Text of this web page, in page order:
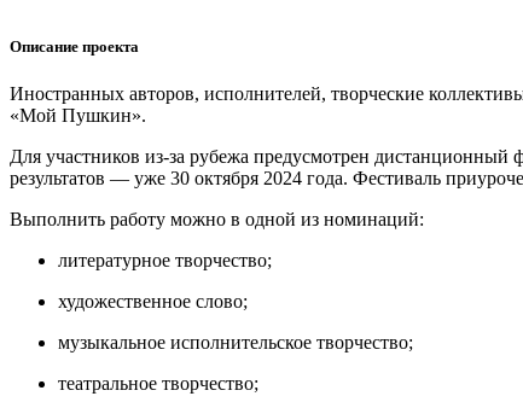
Описание проекта
Иностранных авторов, исполнителей, творческие
«Мой Пушкин».
Для участников из-за рубежа предусмотрен
результатов — уже 30 октября 2024 года. Фестиваль
Выполнить работу можно в одной из номинаций:
литературное творчество;
художественное слово;
музыкальное исполнительское творчество;
театральное творчество;